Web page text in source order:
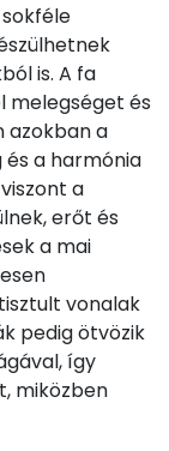
sokféle
is. A fa
melegséget és
azokban a
a harmónia
a
erőt és
a mai
vonalak
pedig ötvözik
így
miközben